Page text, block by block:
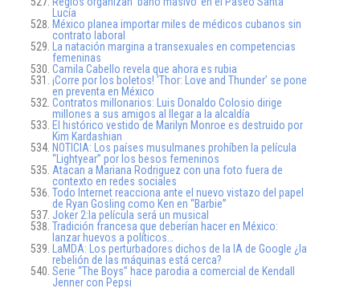
Lucía
México planea importar miles de médicos cubanos sin
contrato laboral
La natación margina a transexuales en competencias
femeninas
Camila Cabello revela que ahora es rubia
¡Corre por los boletos! ‘Thor: Love and Thunder’ se pone
en preventa en México
Contratos millonarios: Luis Donaldo Colosio dirige
millones a sus amigos al llegar a la alcaldía
El histórico vestido de Marilyn Monroe es destruido por
Kim Kardashian
NOTICIA: Los países musulmanes prohíben la película
“Lightyear” por los besos femeninos
Atacan a Mariana Rodriguez con una foto fuera de
contexto en redes sociales
Todo Internet reacciona ante el nuevo vistazo del papel
de Ryan Gosling como Ken en “Barbie”
Joker 2:la película será un musical
Tradición francesa que deberían hacer en México:
lanzar huevos a políticos…
LaMDA: Los perturbadores dichos de la IA de Google ¿la
rebelión de las máquinas está cerca?
Serie “The Boys” hace parodia a comercial de Kendall
Jenner con Pepsi